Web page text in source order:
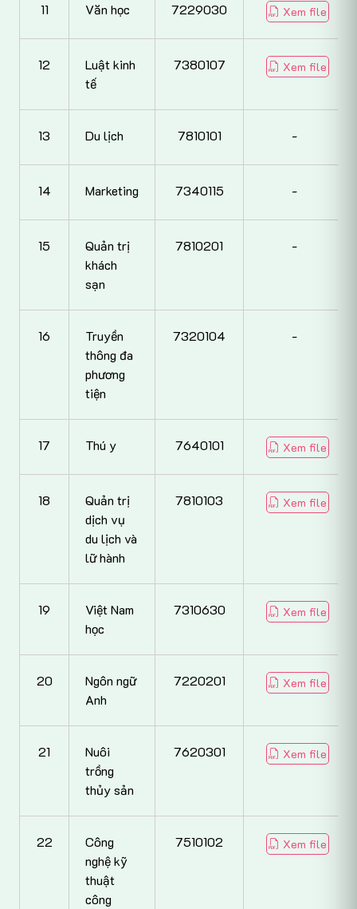
11 Văn học 7229030 Xem file
12
Luật kinh
tế
7380107 Xem file
13 Du lịch 7810101 -
14 Marketing 7340115 -
15
Quản trị
khách
sạn
7810201 -
16
Truyền
thông đa
phương
tiện
7320104 -
17 Thú y 7640101 Xem file
18
Quản trị
dịch vụ
du lịch và
lữ hành
7810103 Xem file
19
Việt Nam
học
7310630 Xem file
20
Ngôn ngữ
Anh
7220201 Xem file
21
Nuôi
trồng
thủy sản
7620301 Xem file
22
Công
nghệ kỹ
thuật
công
7510102 Xem file